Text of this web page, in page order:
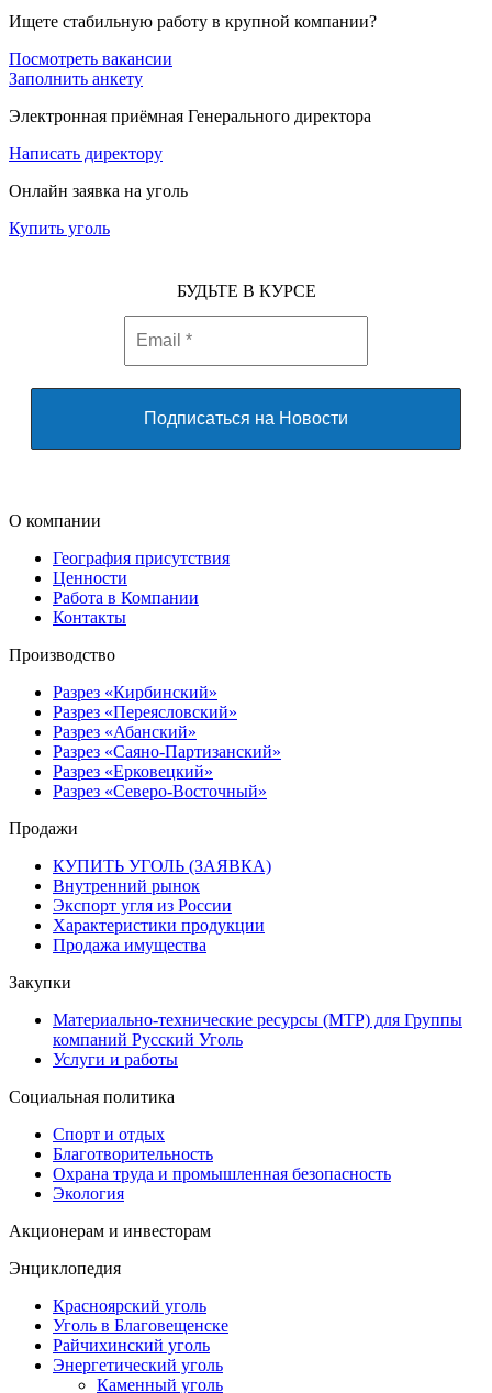
Ищете стабильную работу в крупной компании?
Посмотреть вакансии
Заполнить анкету
Электронная приёмная Генерального директора
Написать директору
Онлайн заявка на уголь
Купить уголь
БУДЬТЕ В КУРСЕ
О компании
География присутствия
Ценности
Работа в Компании
Контакты
Производство
Разрез «Кирбинский»
Разрез «Переясловский»
Разрез «Абанский»
Разрез «Саяно-Партизанский»
Разрез «Ерковецкий»
Разрез «Северо-Восточный»
Продажи
КУПИТЬ УГОЛЬ (ЗАЯВКА)
Внутренний рынок
Экспорт угля из России
Характеристики продукции
Продажа имущества
Закупки
Материально-технические ресурсы (МТР) для Группы
компаний Русский Уголь
Услуги и работы
Социальная политика
Спорт и отдых
Благотворительность
Охрана труда и промышленная безопасность
Экология
Акционерам и инвесторам
Энциклопедия
Красноярский уголь
Уголь в Благовещенске
Райчихинский уголь
Энергетический уголь
Каменный уголь